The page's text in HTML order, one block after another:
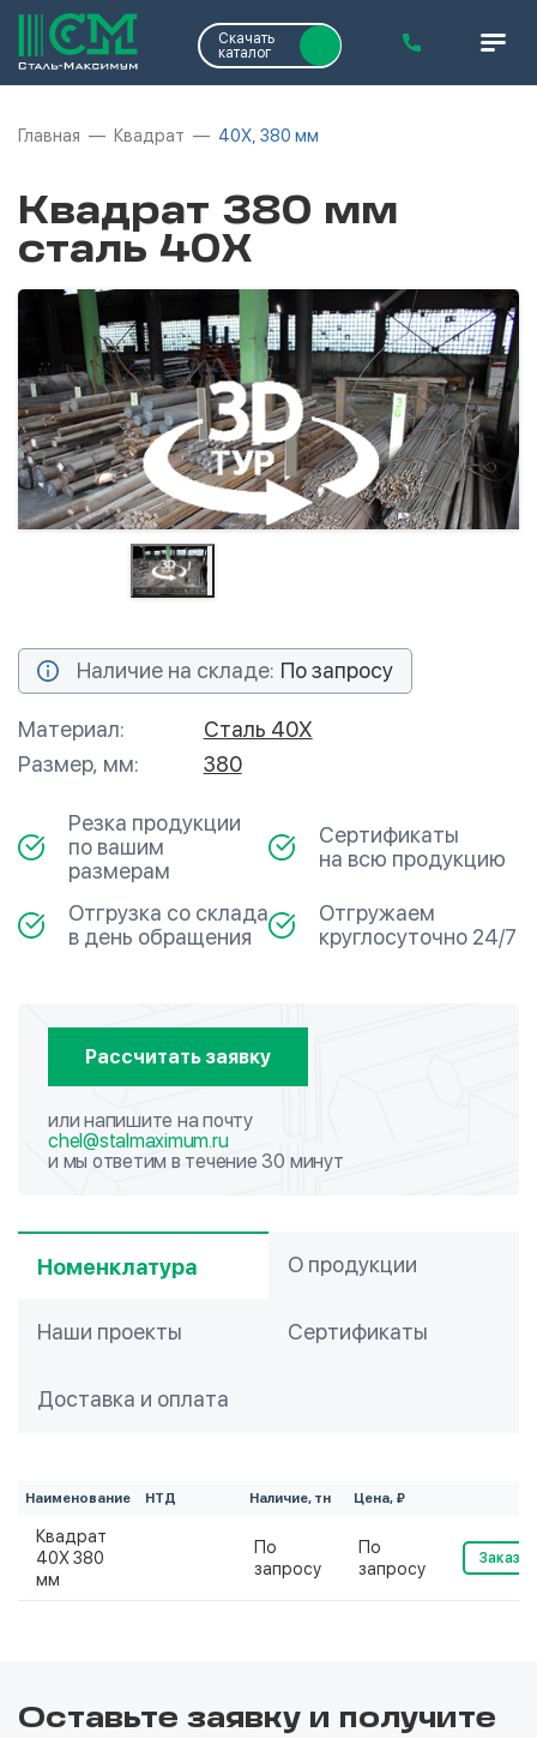
Скачать
каталог
Главная Квадрат 40Х, 380 мм
Квадрат 380 мм
сталь 40Х
Наличие на складе: По запросу
Материал:
Сталь 40Х
Размер, мм:
380
Резка продукции
по вашим
размерам
Сертификаты
на всю продукцию
Отгрузка со склада
в день обращения
Отгружаем
круглосуточно 24/7
Рассчитать заявку
или напишите на почту
chel@stalmaximum.ru
и мы ответим в течение 30 минут
Номенклатура О продукции
Наши проекты Сертификаты
Доставка и оплата
Наименование НТД Наличие, тн Цена, ₽
Квадрат
40Х 380
мм
По
запросу
По
запросу
Оставьте заявку и получите